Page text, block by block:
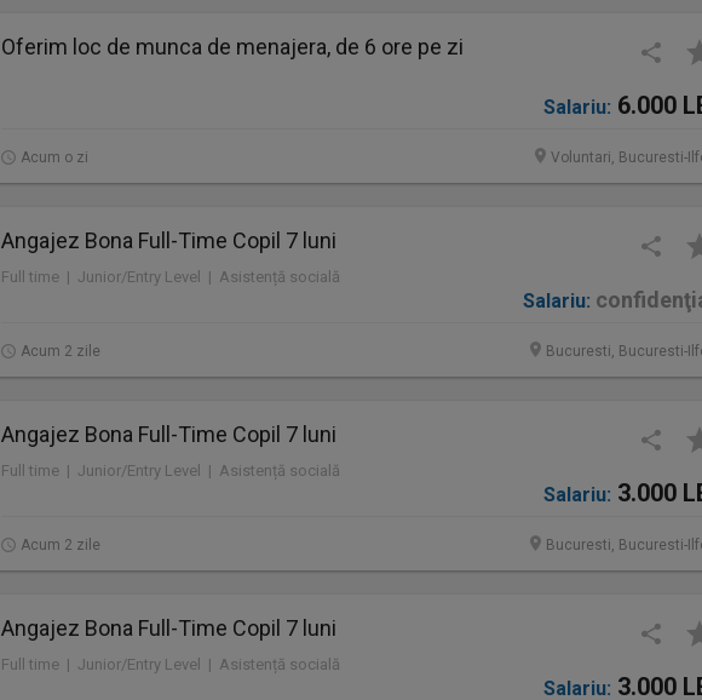
Oferim loc de munca de menajera, de 6 ore pe zi
Salariu: 6.000
Acum o zi Voluntari, Bucuresti-
Angajez Bona Full-Time Copil 7 luni
Full time | Junior/Entry Level | Asistență socială
Salariu:
Acum 2 zile Bucuresti, Bucuresti-
Angajez Bona Full-Time Copil 7 luni
Full time | Junior/Entry Level | Asistență socială
Salariu: 3.000
Acum 2 zile Bucuresti, Bucuresti-
Angajez Bona Full-Time Copil 7 luni
Full time | Junior/Entry Level | Asistență socială
Salariu: 3.000